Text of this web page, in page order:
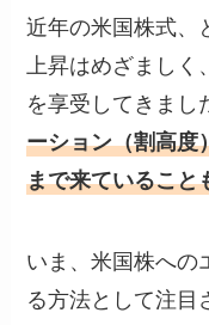
近年の米国株式、
上昇はめざまし
を享受してきまし
ーション（割高度
まで来ていること
いま、米国株への
る方法として注目